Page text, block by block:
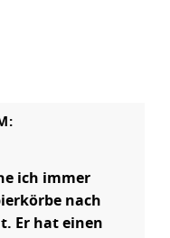
ich immer
nach
Er hat einen